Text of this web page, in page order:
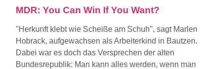
MDR: You Can Win If You Want?
"Herkunft klebt wie Scheiße am Schuh", sagt Marlen
Hobrack, aufgewachsen als Arbeiterkind in Bautzen.
Dabei war es doch das Versprechen der alten
Bundesrepublik: Man kann alles werden, wenn man